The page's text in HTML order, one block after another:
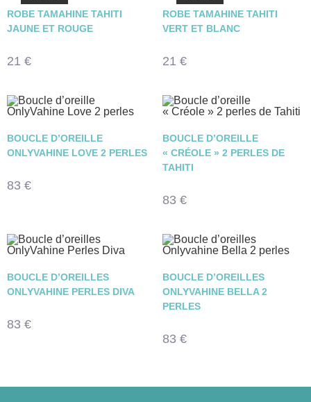
ROBE TAMAHINE TAHITI
JAUNE ET ROUGE
21 €
ROBE TAMAHINE TAHITI
VERT ET BLANC
21 €
BOUCLE D’OREILLE
ONLYVAHINE LOVE 2 PERLES
83 €
BOUCLE D’OREILLE
« CRÉOLE » 2 PERLES DE
TAHITI
83 €
BOUCLE D’OREILLES
ONLYVAHINE PERLES DIVA
83 €
BOUCLE D’OREILLES
ONLYVAHINE BELLA 2
PERLES
83 €